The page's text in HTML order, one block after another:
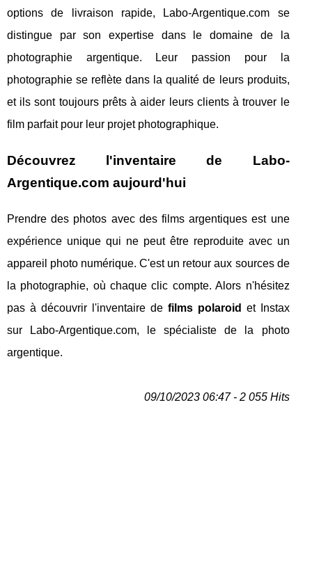
options de livraison rapide, Labo-Argentique.com se
distingue par son expertise dans le domaine de la
photographie argentique. Leur passion pour la
photographie se reflète dans la qualité de leurs produits,
et ils sont toujours prêts à aider leurs clients à trouver le
film parfait pour leur projet photographique.
Découvrez l'inventaire de Labo-
Argentique.com aujourd'hui
Prendre des photos avec des films argentiques est une
expérience unique qui ne peut être reproduite avec un
appareil photo numérique. C'est un retour aux sources de
la photographie, où chaque clic compte. Alors n'hésitez
pas à découvrir l'inventaire de films polaroid et Instax
sur Labo-Argentique.com, le spécialiste de la photo
argentique.
09/10/2023 06:47 - 2 055 Hits